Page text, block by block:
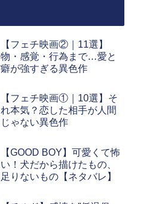
【フェチ映画②｜11選】
物・感覚・行為まで…愛と
癖が強すぎる異色作
【フェチ映画①｜10選】そ
れ本気？恋した相手が人間
じゃない異色作
【GOOD BOY】可愛くて怖
い！犬だから描けたもの、
足りないもの【ネタバレ】